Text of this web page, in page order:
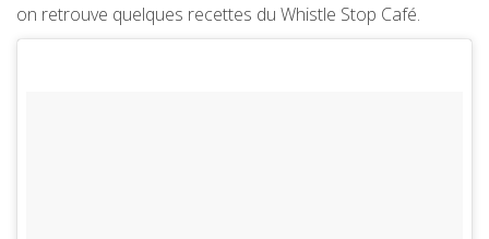
on retrouve quelques recettes du Whistle Stop Café.